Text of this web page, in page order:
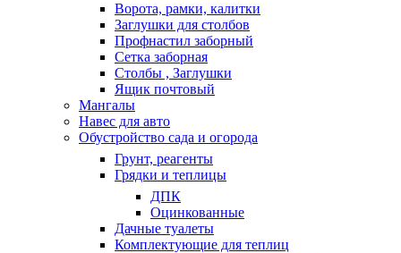
Ворота, рамки, калитки
Заглушки для столбов
Профнастил заборный
Сетка заборная
Столбы , Заглушки
Ящик почтовый
Мангалы
Навес для авто
Обустройство сада и огорода
Грунт, реагенты
Грядки и теплицы
ДПК
Оцинкованные
Дачные туалеты
Комплектующие для теплиц